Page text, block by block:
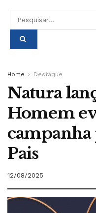
Home Destaque
Natura
Homem
campanha
Pais
12/08/2025